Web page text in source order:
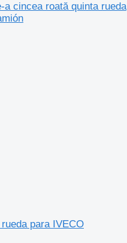
a cincea roată quinta rueda
para IVECO